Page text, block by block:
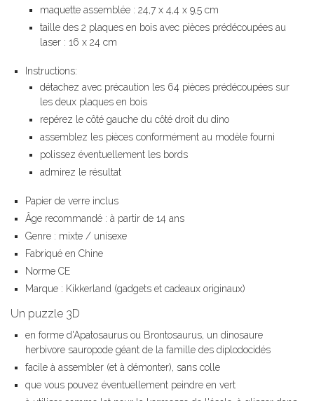
maquette assemblée : 24,7 x 4,4 x 9,5 cm
taille des 2 plaques en bois avec pièces prédécoupées au
laser : 16 x 24 cm
Instructions:
détachez avec précaution les 64 pièces prédécoupées sur
les deux plaques en bois
repérez le côté gauche du côté droit du dino
assemblez les pièces conformément au modèle fourni
polissez éventuellement les bords
admirez le résultat
Papier de verre inclus
Âge recommandé : à partir de 14 ans
Genre : mixte / unisexe
Fabriqué en Chine
Norme CE
Marque : Kikkerland (gadgets et cadeaux originaux)
Un puzzle 3D
en forme d'Apatosaurus ou Brontosaurus, un dinosaure
herbivore sauropode géant de la famille des diplodocidés
facile à assembler (et à démonter), sans colle
que vous pouvez éventuellement peindre en vert